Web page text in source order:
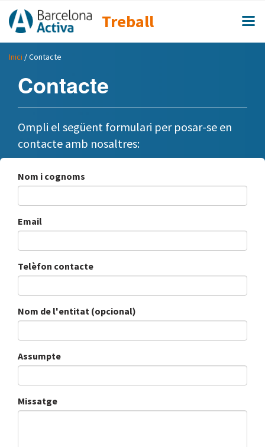
Treball
Inici / Contacte
Contacte
Ompli el següent formulari per posar-se en
contacte amb nosaltres:
Nom i cognoms
Email
Telèfon contacte
Nom de l'entitat (opcional)
Assumpte
Missatge